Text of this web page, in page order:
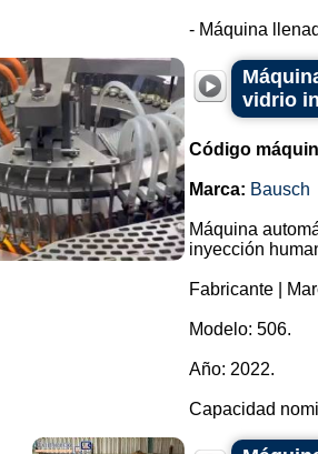
- Máquina
vidrio
Código
Marca: Bausch
Máquina
inyección
Fabricante |
Modelo: 506.
Año: 2022.
Capacidad